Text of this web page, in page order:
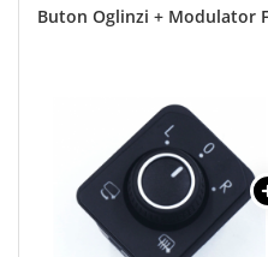
Buton Oglinzi + Modulator